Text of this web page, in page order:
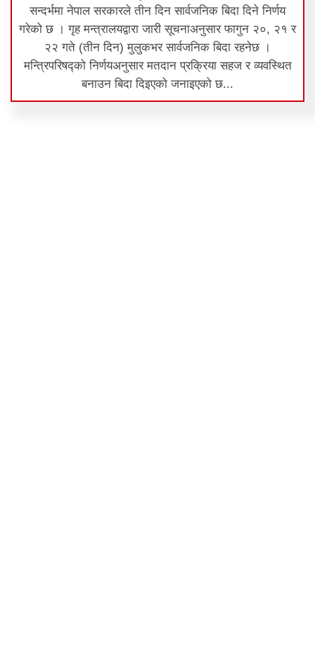
सन्दर्भमा नेपाल सरकारले तीन दिन सार्वजनिक बिदा दिने निर्णय
गरेको छ । गृह मन्त्रालयद्वारा जारी सूचनाअनुसार फागुन २०, २१ र
२२ गते (तीन दिन) मुलुकभर सार्वजनिक बिदा रहनेछ ।
मन्त्रिपरिषद्को निर्णयअनुसार मतदान प्रक्रिया सहज र व्यवस्थित
बनाउन बिदा दिइएको जनाइएको छ...